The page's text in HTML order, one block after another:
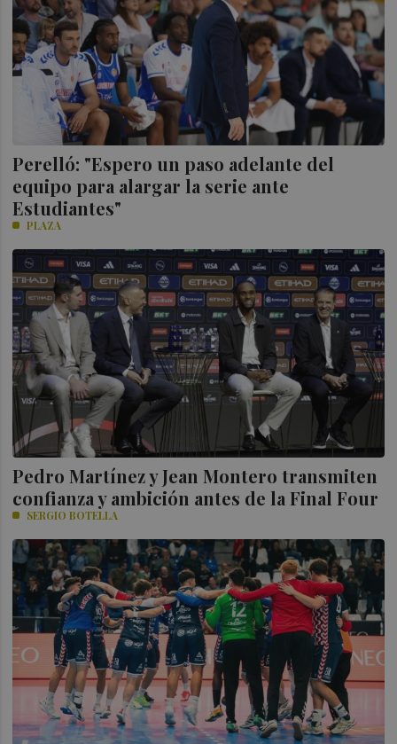
Perelló: "Espero un paso adelante del
equipo para alargar la serie ante
Estudiantes"
PLAZA
Pedro Martínez y Jean Montero transmiten
confianza y ambición antes de la Final Four
SERGIO BOTELLA